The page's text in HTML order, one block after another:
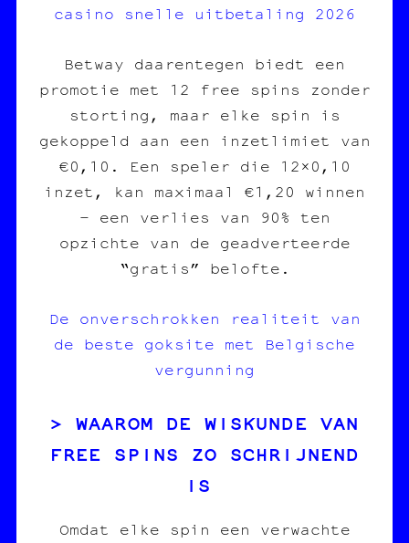
casino snelle uitbetaling 2026
Betway daarentegen biedt een
promotie met 12 free spins zonder
storting, maar elke spin is
gekoppeld aan een inzetlimiet van
€0,10. Een speler die 12×0,10
inzet, kan maximaal €1,20 winnen
– een verlies van 90% ten
opzichte van de geadverteerde
“gratis” belofte.
De onverschrokken realiteit van
de beste goksite met Belgische
vergunning
WAAROM DE WISKUNDE VAN
FREE SPINS ZO SCHRIJNEND
IS
Omdat elke spin een verwachte